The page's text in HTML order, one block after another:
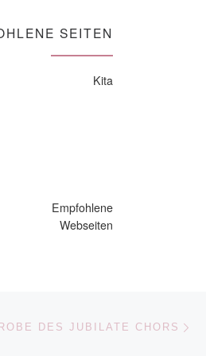
SEITEN
Kita
Empfohlene
Webseiten
DES JUBILATE CHORS